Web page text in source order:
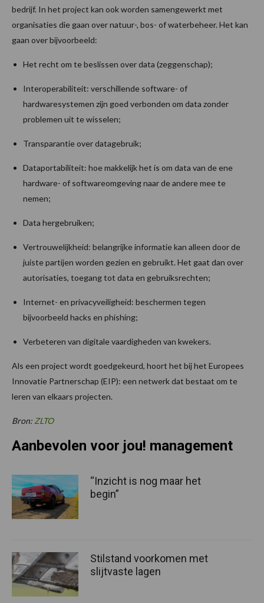
bedrijf. In het project kan ook worden samengewerkt met
organisaties die gaan over natuur-, bos- of waterbeheer. Het kan
gaan over bijvoorbeeld:
Het recht om te beslissen over data (zeggenschap);
Interoperabiliteit: verschillende software- of
hardwaresystemen zijn goed verbonden om data zonder
problemen uit te wisselen;
Transparantie over datagebruik;
Dataportabiliteit: hoe makkelijk het is om data van de ene
hardware- of softwareomgeving naar de andere mee te
nemen;
Data hergebruiken;
Vertrouwelijkheid: belangrijke informatie kan alleen door de
juiste partijen worden gezien en gebruikt. Het gaat dan over
autorisaties, toegang tot data en gebruiksrechten;
Internet- en privacyveiligheid: beschermen tegen
bijvoorbeeld hacks en phishing;
Verbeteren van digitale vaardigheden van kwekers.
Als een project wordt goedgekeurd, hoort het bij het Europees
Innovatie Partnerschap (EIP): een netwerk dat bestaat om te
leren van elkaars projecten.
Bron: ZLTO
Aanbevolen voor jou! management
“Inzicht is nog maar het
begin”
Stilstand voorkomen met
slijtvaste lagen